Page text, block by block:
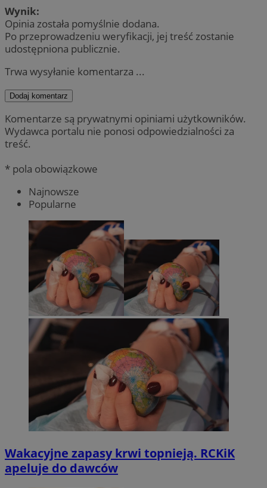
Wynik:
Opinia została pomyślnie dodana.
Po przeprowadzeniu weryfikacji, jej treść zostanie
udostępniona publicznie.
Trwa wysyłanie komentarza ...
Dodaj komentarz
Komentarze są prywatnymi opiniami użytkowników.
Wydawca portalu nie ponosi odpowiedzialności za
treść.
* pola obowiązkowe
Najnowsze
Popularne
Wakacyjne zapasy krwi topnieją. RCKiK
apeluje do dawców